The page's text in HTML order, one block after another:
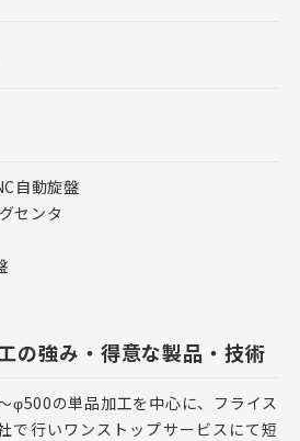
自動旋盤
センタ
の強み・得意な製品・技術
φ500の単品加工を中心に、フライス
で行いワンストップサービスにて短